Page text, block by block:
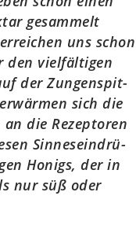
gesam­melt
uns schon
den viel­fäl­ti­gen
der Zun­gen­spit­
sich die
die Rezep­to­ren
Sin­nes­ein­drü­
Honigs, der in
nur süß oder